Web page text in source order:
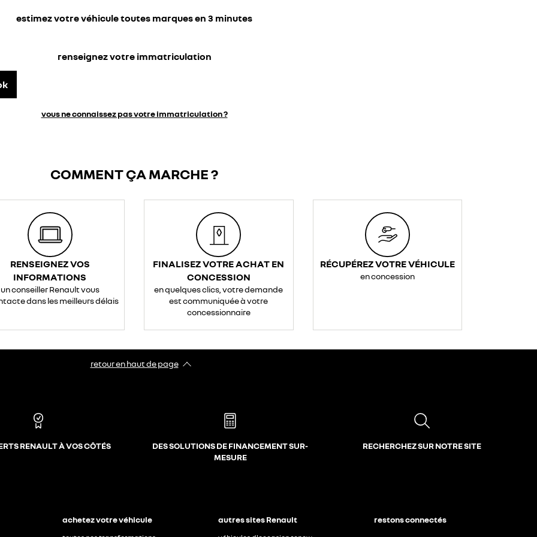
estimez votre véhicule toutes marques en 3 minutes
renseignez votre immatriculation
vous ne connaissez pas votre immatriculation ?
COMMENT ÇA MARCHE ?
RENSEIGNEZ VOS
INFORMATIONS
un conseiller Renault vous
dans les meilleurs délais
FINALISEZ VOTRE ACHAT EN
CONCESSION
en quelques clics, votre demande
est communiquée à votre
concessionnaire
RÉCUPÉREZ VOTRE VÉHICULE
en concession
retour en haut de page​
RENAULT À VOS CÔTÉS
DES SOLUTIONS DE FINANCEMENT SUR-
MESURE
RECHERCHEZ SUR NOTRE SITE
achetez votre véhicule autres sites Renault restons connectés